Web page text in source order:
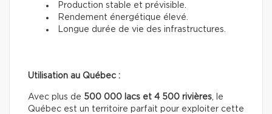
Production stable et prévisible.
Rendement énergétique élevé.
Longue durée de vie des infrastructures.
Utilisation au Québec :
Avec plus de 500 000 lacs et 4 500 rivières , le
Québec est un territoire parfait pour exploiter cette